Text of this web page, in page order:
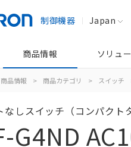
制御機器 Japan
商品情報 ソリュ
商品情報 > 商品カテゴリ > スイッチ
なしスイッチ（コンパクト
G4ND